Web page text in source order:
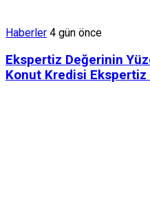
Haberler 4 gün önce
Ekspertiz Değerinin
Konut Kredisi Ekspertiz